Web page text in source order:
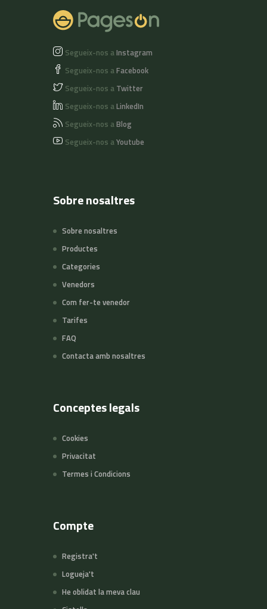
Segueix-nos aInstagram
Segueix-nos aFacebook
Segueix-nos a Twitter
Segueix-nos aLinkedIn
Segueix-nos aBlog
Segueix-nos aYoutube
Sobre nosaltres
Sobre nosaltres
Productes
Categories
Venedors
Com fer-te venedor
Tarifes
FAQ
Contacta amb nosaltres
Conceptes legals
Cookies
Privacitat
Termes i Condicions
Compte
Registra't
Logueja't
He oblidat la meva clau